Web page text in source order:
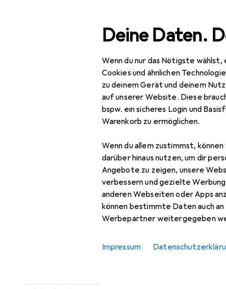
Deine Daten.
Wenn du nur das Nötigste
Cookies und ähnlichen
zu deinem Gerät und deinem
auf unserer Website. Diese
bspw. ein sicheres Login und
Warenkorb zu ermöglichen.
Wenn du allem zustimmst,
darüber hinaus nutzen, um dir
Angebote zu zeigen, unsere
verbessern und gezielte
anderen Webseiten oder Apps
können bestimmte Daten auch
Werbepartner weitergegeben
Impressum
Navigation nach Kategorien Gesamtsortiment